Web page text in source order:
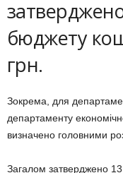
бюджету
грн.
Зокрема, для
департаменту
визначено головними
Загалом затверджено 13